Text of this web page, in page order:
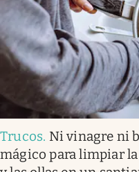
Trucos. Ni vinagre ni
mágico para limpiar la